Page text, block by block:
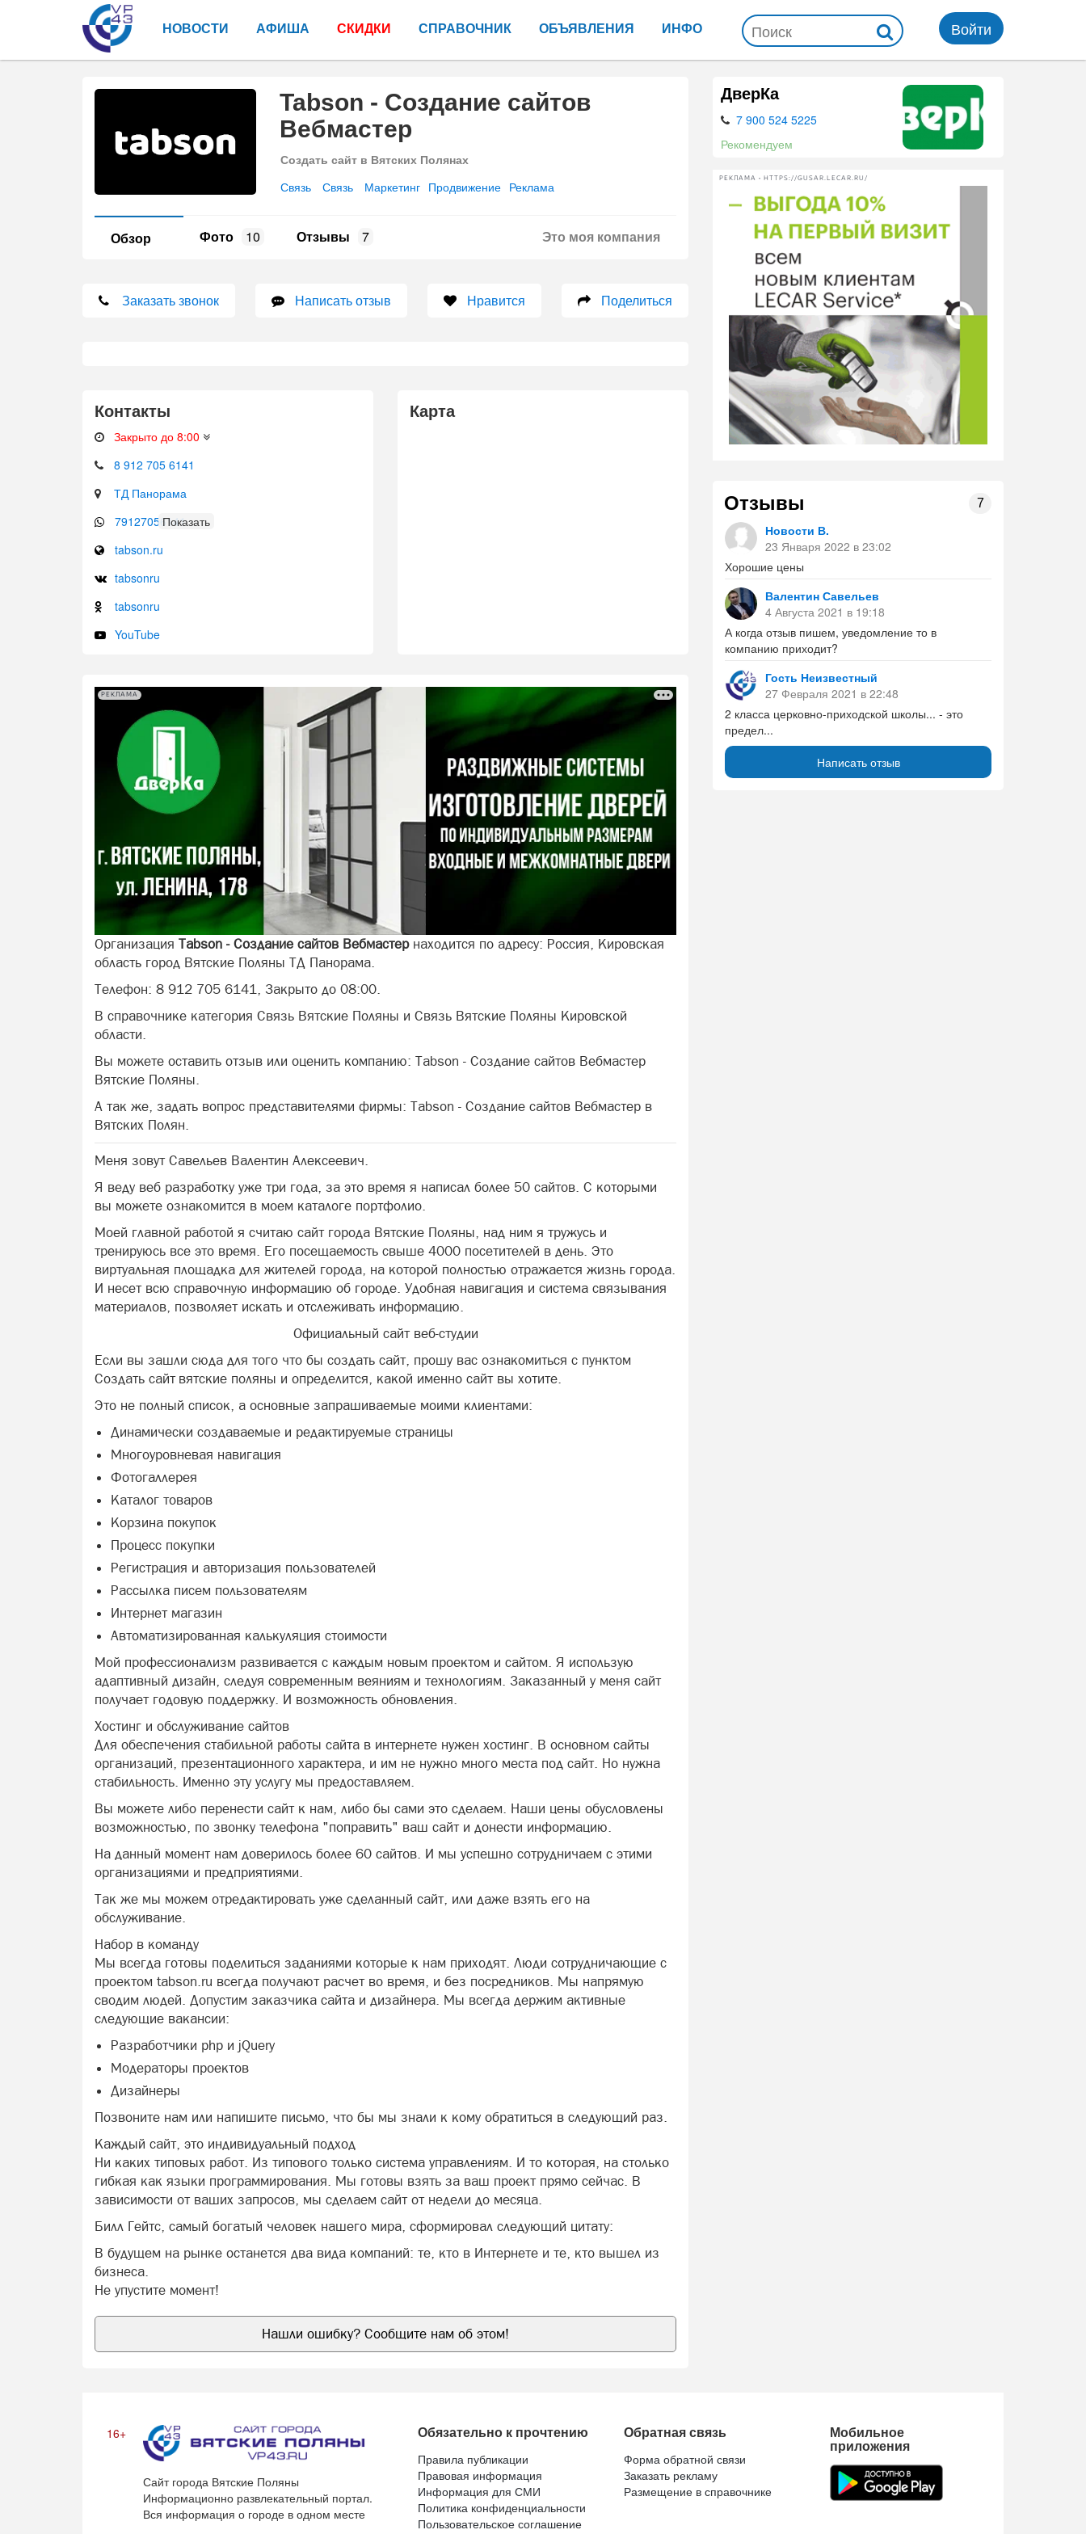
НОВОСТИ АФИША СКИДКИ СПРАВОЧНИК ОБЪЯВЛЕНИЯ ИНФО Войти
Tabson - Создание сайтов
Вебмастер
Создать сайт в Вятских Полянах
Связь Связь Маркетинг Продвижение Реклама
Это моя компания
Обзор Фото 10 Отзывы 7
Заказать звонок Написать отзыв Нравится Поделиться
Контакты
Закрыто до 8:00
8 912 705 6141
ТД Панорама
79127056141
tabson.ru
tabsonru
tabsonru
YouTube
Карта
РЕКЛАМА
Организация Tabson - Создание сайтов Вебмастернаходится по адресу: Россия, Кировская
область город Вятские Поляны ТД Панорама.
Телефон: 8 912 705 6141, Закрыто до 08:00.
В справочнике категория Связь Вятские Поляны и Связь Вятские Поляны Кировской
области.
Вы можете оставить отзыв или оценить компанию: Tabson - Создание сайтов Вебмастер
Вятские Поляны.
А так же, задать вопрос представителями фирмы: Tabson - Создание сайтов Вебмастер в
Вятских Полян.
Меня зовут Савельев Валентин Алексеевич.
Я веду веб разработку уже три года, за это время я написал более 50 сайтов. С которыми
вы можете ознакомится в моем каталоге портфолио.
Моей главной работой я считаю сайт города Вятские Поляны, над ним я тружусь и
тренируюсь все это время. Его посещаемость свыше 4000 посетителей в день. Это
виртуальная площадка для жителей города, на которой полностью отражается жизнь города.
И несет всю справочную информацию об городе. Удобная навигация и система связывания
материалов, позволяет искать и отслеживать информацию.
Официальный сайт веб-студии
Если вы зашли сюда для того что бы создать сайт, прошу вас ознакомиться с пунктом
Создать сайт вятские поляны и определится, какой именно сайт вы хотите.
Это не полный список, а основные запрашиваемые моими клиентами:
Динамически создаваемые и редактируемые страницы
Многоуровневая навигация
Фотогаллерея
Каталог товаров
Корзина покупок
Процесс покупки
Регистрация и авторизация пользователей
Рассылка писем пользователям
Интернет магазин
Автоматизированная калькуляция стоимости
Мой профессионализм развивается с каждым новым проектом и сайтом. Я использую
адаптивный дизайн, следуя современным веяниям и технологиям. Заказанный у меня сайт
получает годовую поддержку. И возможность обновления.
Хостинг и обслуживание сайтов
Для обеспечения стабильной работы сайта в интернете нужен хостинг. В основном сайты
организаций, презентационного характера, и им не нужно много места под сайт. Но нужна
стабильность. Именно эту услугу мы предоставляем.
Вы можете либо перенести сайт к нам, либо бы сами это сделаем. Наши цены обусловлены
возможностью, по звонку телефона "поправить" ваш сайт и донести информацию.
На данный момент нам доверилось более 60 сайтов. И мы успешно сотрудничаем с этими
организациями и предприятиями.
Так же мы можем отредактировать уже сделанный сайт, или даже взять его на
обслуживание.
Набор в команду
Мы всегда готовы поделиться заданиями которые к нам приходят. Люди сотрудничающие с
проектом tabson.ru всегда получают расчет во время, и без посредников. Мы напрямую
сводим людей. Допустим заказчика сайта и дизайнера. Мы всегда держим активные
следующие вакансии:
Разработчики php и jQuery
Модераторы проектов
Дизайнеры
Позвоните нам или напишите письмо, что бы мы знали к кому обратиться в следующий раз.
Каждый сайт, это индивидуальный подход
Ни каких типовых работ. Из типового только система управлениям. И то которая, на столько
гибкая как языки программирования. Мы готовы взять за ваш проект прямо сейчас. В
зависимости от ваших запросов, мы сделаем сайт от недели до месяца.
Билл Гейтс, самый богатый человек нашего мира, сформировал следующий цитату:
В будущем на рынке останется два вида компаний: те, кто в Интернете и те, кто вышел из
бизнеса.
Не упустите момент!
Нашли ошибку? Сообщите нам об этом!
ДверКа
7 900 524 5225
Рекомендуем
РЕКЛАМА • HTTPS://GUSAR.LECAR.RU/
Отзывы 7
Новости В.
23 Января 2022 в 23:02
Хорошие цены
Валентин Савельев
4 Августа 2021 в 19:18
А когда отзыв пишем, уведомление то в
компанию приходит?
Гость Неизвестный
27 Февраля 2021 в 22:48
2 класса церковно-приходской школы... - это
предел...
Написать отзыв
16+
Сайт города Вятские Поляны
Информационно развлекательный портал.
Вся информация о городе в одном месте
Обязательно к прочтению
Правила публикации
Правовая информация
Информация для СМИ
Политика конфиденциальности
Пользовательское соглашение
Обратная связь
Форма обратной связи
Заказать рекламу
Размещение в справочнике
Мобильное
приложения